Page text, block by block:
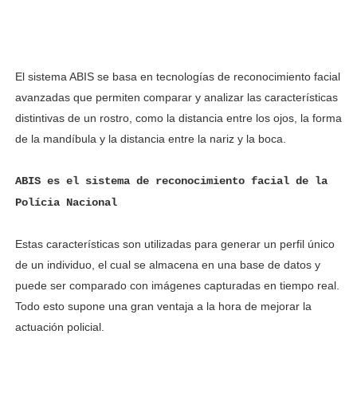
El sistema ABIS se basa en tecnologías de reconocimiento facial
avanzadas que permiten comparar y analizar las características
distintivas de un rostro, como la distancia entre los ojos, la forma
de la mandíbula y la distancia entre la nariz y la boca.
ABIS es el sistema de reconocimiento facial de la
Polícia Nacional
Estas características son utilizadas para generar un perfil único
de un individuo, el cual se almacena en una base de datos y
puede ser comparado con imágenes capturadas en tiempo real.
Todo esto supone una gran ventaja a la hora de mejorar la
actuación policial.